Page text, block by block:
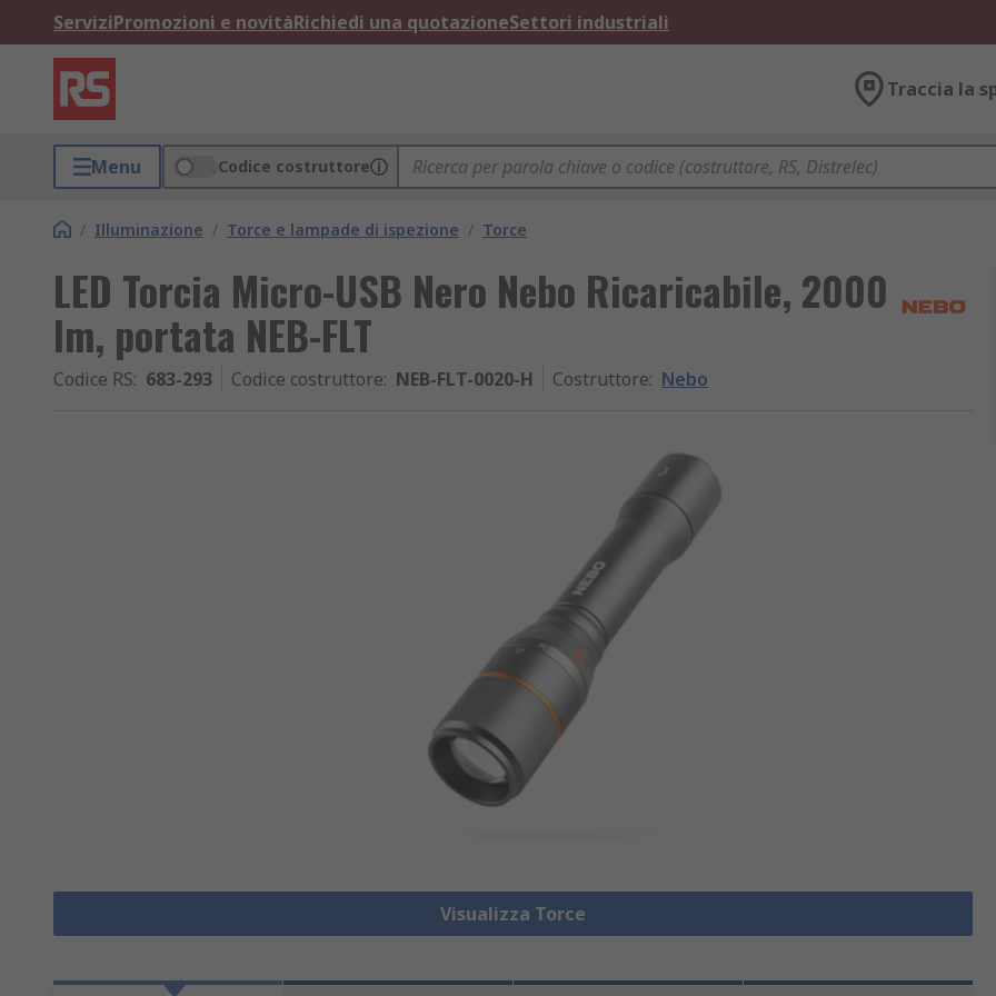
ServiziPromozioni e novitàRichiedi una quotazioneSettori industriali
Traccia la
Menu Codice costruttore
/ Illuminazione / Torce e lampade di ispezione / Torce
LED Torcia Micro-USB Nero Nebo Ricaricabile, 2000
lm, portata NEB-FLT
Codice RS: 683-293 Codice costruttore: NEB-FLT-0020-H Costruttore: Nebo
Visualizza Torce